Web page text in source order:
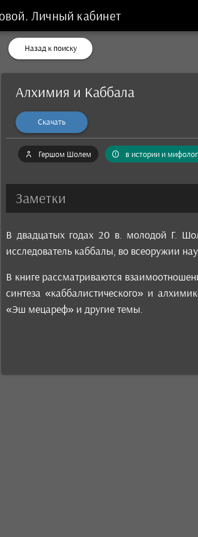
Личный кабинет
Назад к поиску
Алхимия и Каббала
Скачать
Гершом Шолем в истории и
Заметки
В двадцатых годах 20 в. молодой Г.
исследователь каббалы, во всеоружии
В книге рассматриваются
синтеза «каббалистического» и
«Эш мецареф» и другие темы.